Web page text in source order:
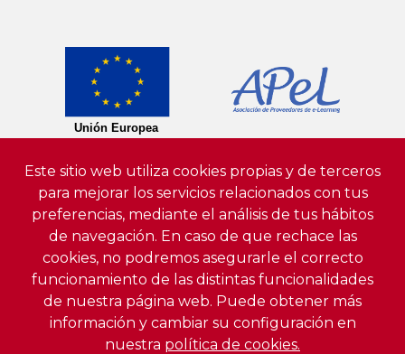
Este sitio web utiliza cookies propias y de terceros
para mejorar los servicios relacionados con tus
preferencias, mediante el análisis de tus hábitos
de navegación. En caso de que rechace las
cookies, no podremos asegurarle el correcto
funcionamiento de las distintas funcionalidades
de nuestra página web. Puede obtener más
información y cambiar su configuración en
nuestra política de cookies.